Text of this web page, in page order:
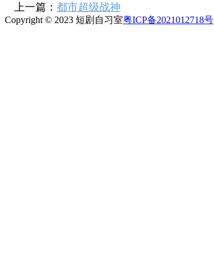
上一篇： 都市超级战神
Copyright © 2023 短剧自习室粤ICP备2021012718号